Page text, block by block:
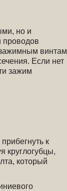
но и
проводов
винтам
Если нет
зажим
к
круглогубцы,
который